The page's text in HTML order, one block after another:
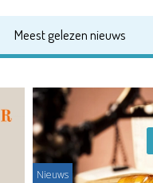
Meest gelezen nieuws
Nieuws